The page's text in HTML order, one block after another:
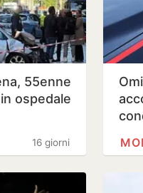
55enne
ospedale
16 giorni